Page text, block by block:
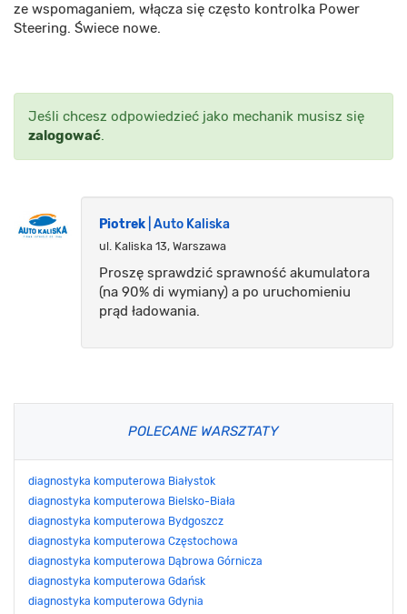
ze wspomaganiem, włącza się często kontrolka Power
Steering. Świece nowe.
Jeśli chcesz odpowiedzieć jako mechanik musisz się
zalogować.
Piotrek | Auto Kaliska
ul. Kaliska 13, Warszawa
Proszę sprawdzić sprawność akumulatora
(na 90% di wymiany) a po uruchomieniu
prąd ładowania.
POLECANE WARSZTATY
diagnostyka komputerowa Białystok
diagnostyka komputerowa Bielsko-Biała
diagnostyka komputerowa Bydgoszcz
diagnostyka komputerowa Częstochowa
diagnostyka komputerowa Dąbrowa Górnicza
diagnostyka komputerowa Gdańsk
diagnostyka komputerowa Gdynia